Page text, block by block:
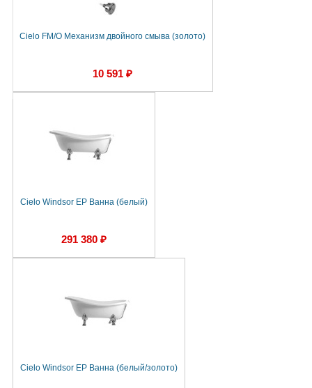
Cielo FM/O Механизм двойного смыва (золото)
10 591 ₽
Cielo Windsor EP Ванна (белый)
291 380 ₽
Cielo Windsor EP Ванна (белый/золото)